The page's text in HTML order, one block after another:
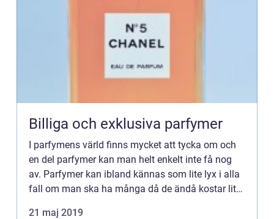
Billiga och exklusiva parfymer
I parfymens värld finns mycket att tycka om och
en del parfymer kan man helt enkelt inte få nog
av. Parfymer kan ibland kännas som lite lyx i alla
fall om man ska ha många då de ändå kostar lite.
21 maj 2019